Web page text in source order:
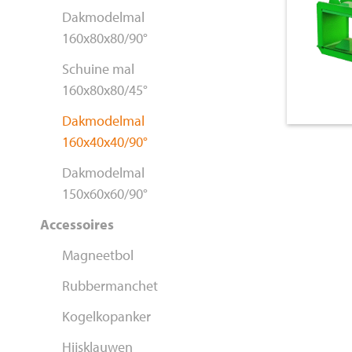
Dakmodelmal
160x80x80/90°
Schuine mal
160x80x80/45°
Dakmodelmal
160x40x40/90°
Dakmodelmal
150x60x60/90°
Accessoires
Magneetbol
Rubbermanchet
Kogelkopanker
Hijsklauwen